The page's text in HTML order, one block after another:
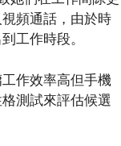
頻通話，由於時
工作時段。
作效率高但手機
測試來評估候選